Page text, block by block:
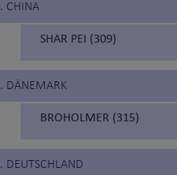
CHINA
SHAR PEI (309)
DÄNEMARK
BROHOLMER (315)
DEUTSCHLAND